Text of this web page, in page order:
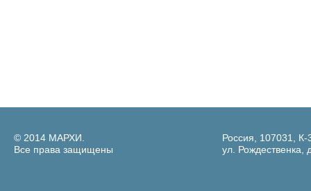
© 2014 МАРХИ.
Все права защищены
Россия, 107031,
ул. Рождественка,